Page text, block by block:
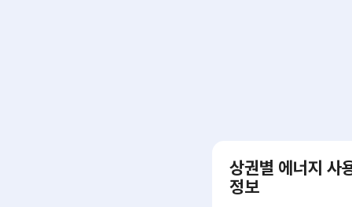
상권별 에너지 사
정보